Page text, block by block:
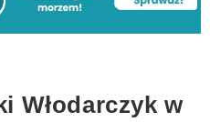
Włodarczyk w